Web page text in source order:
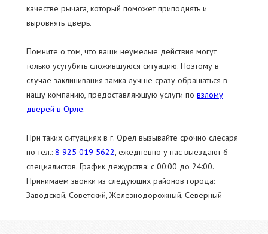
качестве рычага, который поможет приподнять и
выровнять дверь.
Помните о том, что ваши неумелые действия могут
только усугубить сложившуюся ситуацию. Поэтому в
случае заклинивания замка лучше сразу обращаться в
нашу компанию, предоставляющую услуги по взлому
дверей в Орле.
При таких ситуациях в г. Орёл вызывайте срочно слесаря
по тел.: 8 925 019 5622, ежедневно у нас выездают 6
специалистов. График дежурства: c 00:00 до 24:00.
Принимаем звонки из следующих районов города:
Заводской, Советский, Железнодорожный, Северный